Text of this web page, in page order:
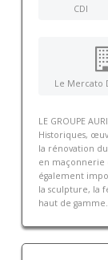
CDI
Le Mercato
LE GROUPE
Historiques,
la rénovation
en maçonnerie
également
la sculpture, la
haut de